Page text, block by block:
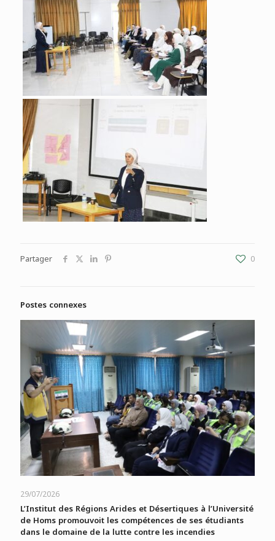
Partager 0
Postes connexes
29/07/2026
L’Institut des Régions Arides et Désertiques à l’Université
de Homs promouvoit les compétences de ses étudiants
dans le domaine de la lutte contre les incendies